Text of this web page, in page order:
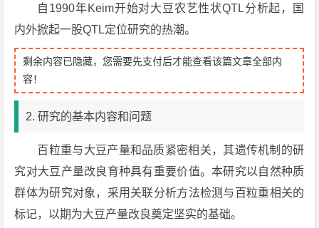
自1990年Keim开始对大豆农艺性状QTL分析起，国
内外掀起一股QTL定位研究的热潮。
剩余内容已隐藏，您需要先支付后才能查看该篇文章全部内
容！
2. 研究的基本内容和问题
百粒重与大豆产量和品质紧密相关，其遗传机制的研
究对大豆产量改良育种具有重要价值。本研究以自然种质
群体为研究对象，采用关联分析方法检测与百粒重相关的
标记，以期为大豆产量改良奠定坚实的基础。